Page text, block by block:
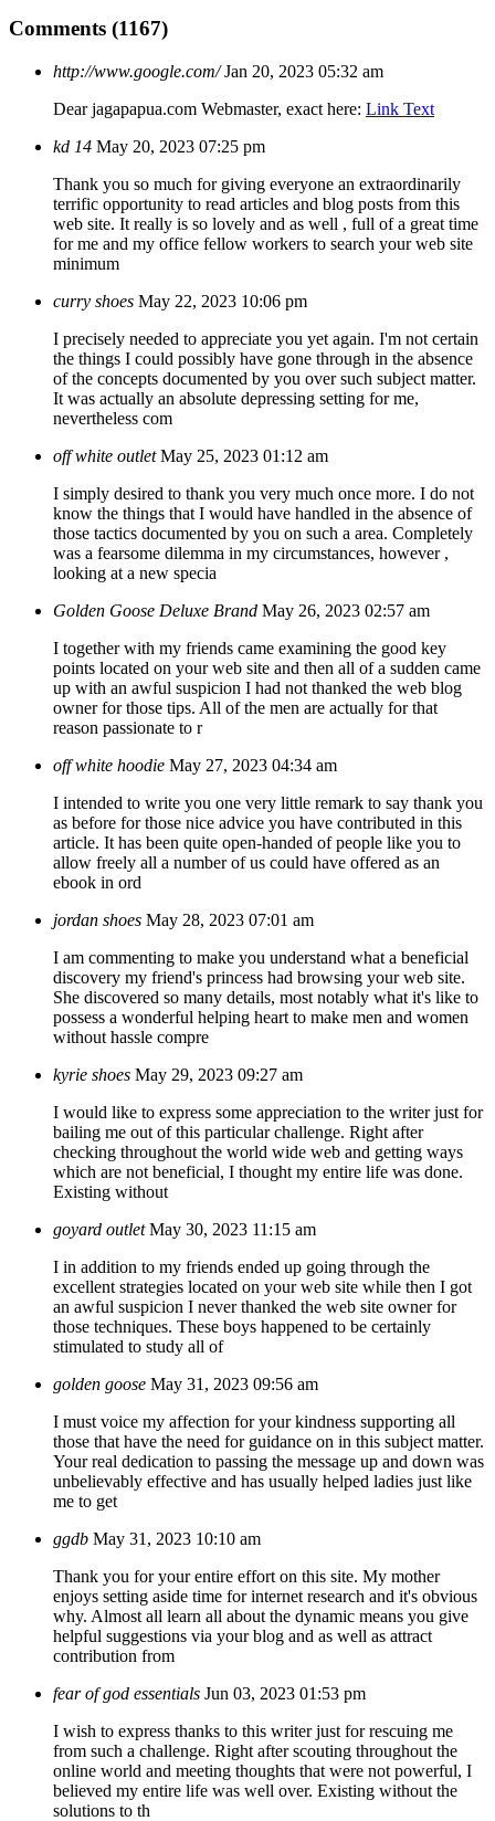
Comments (1167)
http://www.google.com/ Jan 20, 2023 05:32 am
Dear jagapapua.com Webmaster, exact here: Link Text
kd 14 May 20, 2023 07:25 pm
Thank you so much for giving everyone an extraordinarily
terrific opportunity to read articles and blog posts from this
web site. It really is so lovely and as well , full of a great time
for me and my office fellow workers to search your web site
minimum
curry shoes May 22, 2023 10:06 pm
I precisely needed to appreciate you yet again. I'm not certain
the things I could possibly have gone through in the absence
of the concepts documented by you over such subject matter.
It was actually an absolute depressing setting for me,
nevertheless com
off white outlet May 25, 2023 01:12 am
I simply desired to thank you very much once more. I do not
know the things that I would have handled in the absence of
those tactics documented by you on such a area. Completely
was a fearsome dilemma in my circumstances, however ,
looking at a new specia
Golden Goose Deluxe Brand May 26, 2023 02:57 am
I together with my friends came examining the good key
points located on your web site and then all of a sudden came
up with an awful suspicion I had not thanked the web blog
owner for those tips. All of the men are actually for that
reason passionate to r
off white hoodie May 27, 2023 04:34 am
I intended to write you one very little remark to say thank you
as before for those nice advice you have contributed in this
article. It has been quite open-handed of people like you to
allow freely all a number of us could have offered as an
ebook in ord
jordan shoes May 28, 2023 07:01 am
I am commenting to make you understand what a beneficial
discovery my friend's princess had browsing your web site.
She discovered so many details, most notably what it's like to
possess a wonderful helping heart to make men and women
without hassle compre
kyrie shoes May 29, 2023 09:27 am
I would like to express some appreciation to the writer just for
bailing me out of this particular challenge. Right after
checking throughout the world wide web and getting ways
which are not beneficial, I thought my entire life was done.
Existing without
goyard outlet May 30, 2023 11:15 am
I in addition to my friends ended up going through the
excellent strategies located on your web site while then I got
an awful suspicion I never thanked the web site owner for
those techniques. These boys happened to be certainly
stimulated to study all of
golden goose May 31, 2023 09:56 am
I must voice my affection for your kindness supporting all
those that have the need for guidance on in this subject matter.
Your real dedication to passing the message up and down was
unbelievably effective and has usually helped ladies just like
me to get
ggdb May 31, 2023 10:10 am
Thank you for your entire effort on this site. My mother
enjoys setting aside time for internet research and it's obvious
why. Almost all learn all about the dynamic means you give
helpful suggestions via your blog and as well as attract
contribution from
fear of god essentials Jun 03, 2023 01:53 pm
I wish to express thanks to this writer just for rescuing me
from such a challenge. Right after scouting throughout the
online world and meeting thoughts that were not powerful, I
believed my entire life was well over. Existing without the
solutions to th